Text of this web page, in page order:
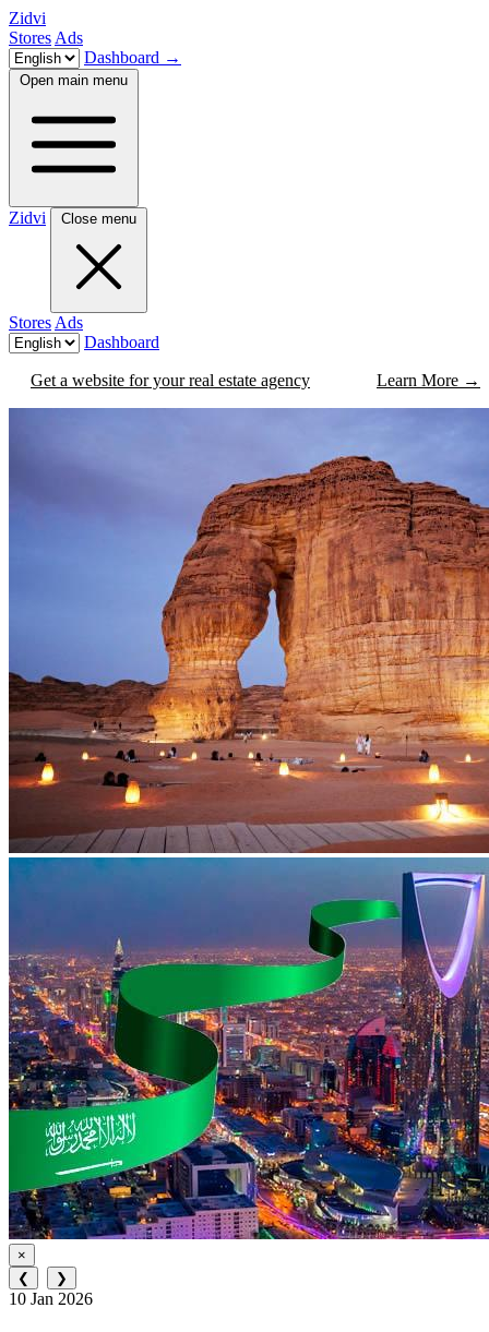
Zidvi
Stores Ads
Dashboard →
Open main menu
Zidvi Close menu
Stores Ads
Dashboard
Get a website for your real estate agency Learn More →
×
❮
❯
10 Jan 2026